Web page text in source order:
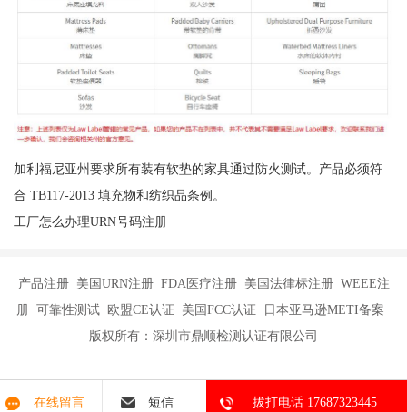
加利福尼亚州要求所有装有软垫的家具通过防火测试。产品必须符
合 TB117-2013 填充物和纺织品条例。
工厂怎么办理URN号码注册
产品注册 美国URN注册 FDA医疗注册 美国法律标注册 WEEE注
册 可靠性测试 欧盟CE认证 美国FCC认证 日本亚马逊METI备案
版权所有：深圳市鼎顺检测认证有限公司
在线留言 短信 拔打电话 17687323445